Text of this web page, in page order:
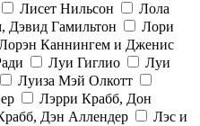
Лисет Нильсон
Лола
Дэвид Гамильтон
Лори
Каннингем и Дженис
Луи Гиглио
Луи
Луиза Мэй Олкотт
Лэрри Крабб, Дон
Дэн Аллендер
Лэс и